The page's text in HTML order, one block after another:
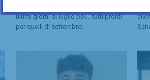
ultimi giorni di luglio poi… tutti pronti
per quelli di settembre!